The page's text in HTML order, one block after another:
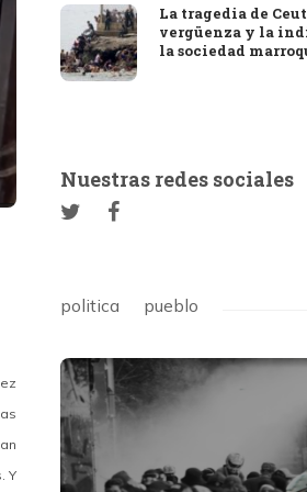
Y
La tragedia de
vergüenza y la
la sociedad
Nuestras redes sociales
politica pueblo